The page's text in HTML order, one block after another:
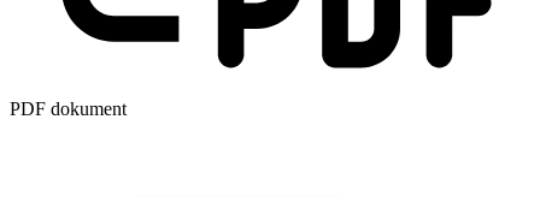
PDF dokument